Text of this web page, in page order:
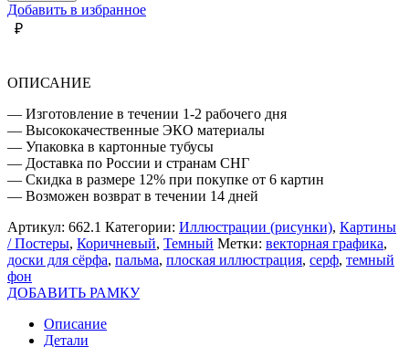
Добавить в избранное
₽
ОПИСАНИЕ
— Изготовление в течении 1-2 рабочего дня
— Высококачественные ЭКО материалы
— Упаковка в картонные тубусы
— Доставка по России и странам СНГ
— Скидка в размере 12% при покупке от 6 картин
— Возможен возврат в течении 14 дней
Артикул: 662.1 Категории: Иллюстрации (рисунки), Картины
/ Постеры, Коричневый, Темный Метки: векторная графика,
доски для сёрфа, пальма, плоская иллюстрация, серф, темный
фон
ДОБАВИТЬ РАМКУ
Описание
Детали